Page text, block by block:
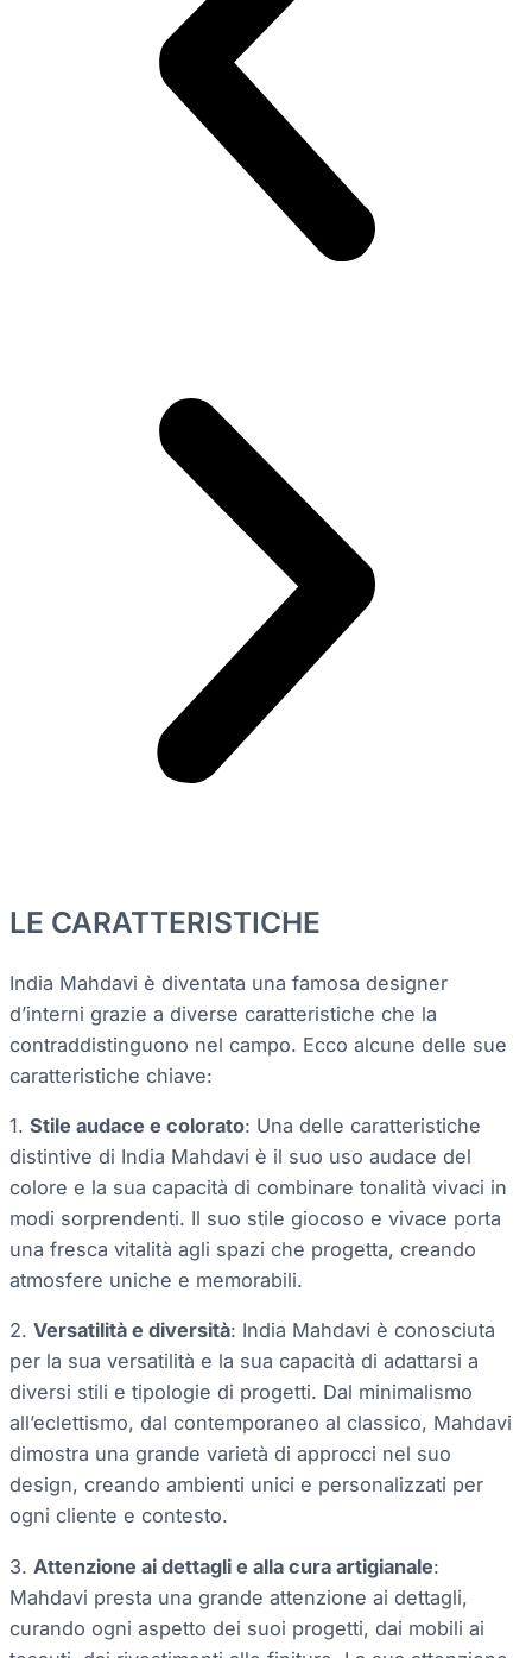
LE CARATTERISTICHE
India Mahdavi è diventata una famosa designer
d’interni grazie a diverse caratteristiche che la
contraddistinguono nel campo. Ecco alcune delle sue
caratteristiche chiave:
1. Stile audace e colorato: Una delle caratteristiche
distintive di India Mahdavi è il suo uso audace del
colore e la sua capacità di combinare tonalità vivaci in
modi sorprendenti. Il suo stile giocoso e vivace porta
una fresca vitalità agli spazi che progetta, creando
atmosfere uniche e memorabili.
2. Versatilità e diversità: India Mahdavi è conosciuta
per la sua versatilità e la sua capacità di adattarsi a
diversi stili e tipologie di progetti. Dal minimalismo
all’eclettismo, dal contemporaneo al classico, Mahdavi
dimostra una grande varietà di approcci nel suo
design, creando ambienti unici e personalizzati per
ogni cliente e contesto.
3. Attenzione ai dettagli e alla cura artigianale:
Mahdavi presta una grande attenzione ai dettagli,
curando ogni aspetto dei suoi progetti, dai mobili ai